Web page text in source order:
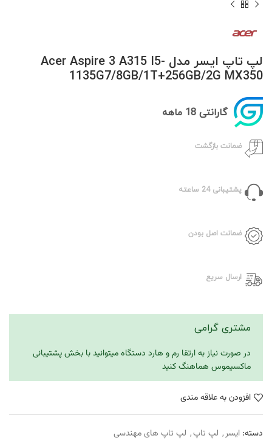
لپ تاپ ایسر مدل Acer Aspire 3 A315 I5-
1135G7/8GB/1T+256GB/2G MX350
گارانتی 18 ماهه
ضمانت بازگشت
پشتیبانی 24 ساعته
ضمانت اصل بودن
ارسال سریع
مشتری گرامی
در صورت نیاز به ارتقا رم و هارد دستگاه میتوانید با بخش پشتیبانی
ماکسیموس هماهنگ کنید
افزودن به علاقه مندی
دسته: ایسر, لپ تاپ, لپ تاپ های مهندسی